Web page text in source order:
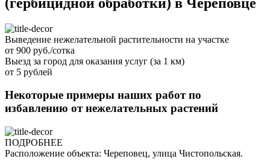
Выведение нежелательной растительности на участке
от 900 руб./сотка
Выезд за город для оказания услуг (за 1 км)
от 5 рублей
Некоторые примеры наших работ по
избавлению от нежелательных растений
ПОДРОБНЕЕ
Расположение объекта: Череповец, улица Чистопольская.